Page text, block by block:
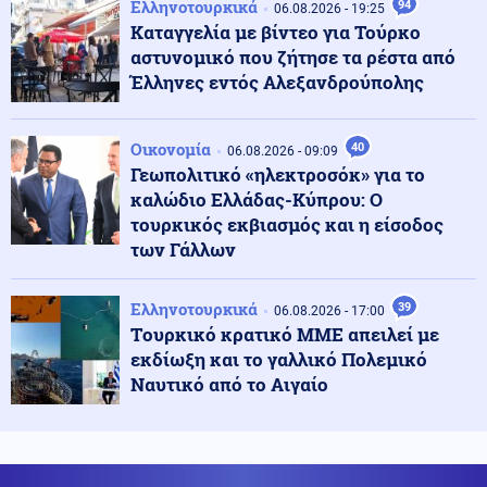
σύλληψη της 46χρονης
Καιρός 07.08.2026 - 07:16
Εκκλησία 07.08.2026 - 07:05
Εορτολόγιο: Ποιοι γιορτάζουν σήμερα 7 Αυγούστου
Οικονομία 06.08.2026 - 23:58
Κόπωση της Wall Street μετά τα ρεκόρ εν μέσω
αβεβαιότητας για το Ιράν, το πετρέλαιο και τη Fed
Ελληνοτουρκικά 06.08.2026 - 19:25 94
Καταγγελία με βίντεο για Τούρκο
αστυνομικό που ζήτησε τα ρέστα από
Έλληνες εντός Αλεξανδρούπολης
Οικονομία 06.08.2026 - 09:09 40
Γεωπολιτικό «ηλεκτροσόκ» για το
καλώδιο Ελλάδας-Κύπρου: Ο
τουρκικός εκβιασμός και η είσοδος
των Γάλλων
Ελληνοτουρκικά 06.08.2026 - 17:00 39
Tουρκικό κρατικό ΜΜΕ απειλεί με
εκδίωξη και το γαλλικό Πολεμικό
Ναυτικό από το Αιγαίο